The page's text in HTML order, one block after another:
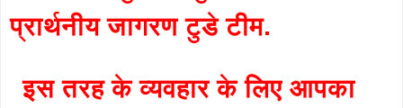
प्रार्थनीय जागरण टुडे टीम.
इस तरह के व्यवहार के लिए आपका